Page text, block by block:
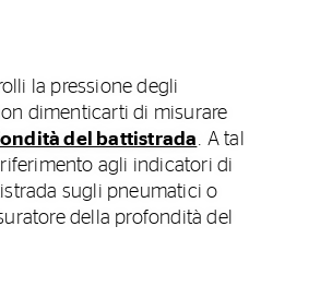
la pressione degli
dimenticarti di misurare
del battistrada. A tal
agli indicatori di
sugli pneumatici o
della profondità del